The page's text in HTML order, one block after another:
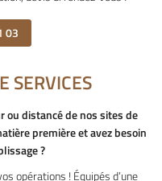
03
SERVICES
ou distancé de nos sites de
première et avez besoin
?
opérations ! Équipés d’une